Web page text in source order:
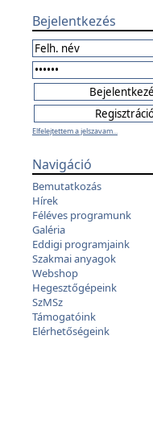
Bejelentkezés
Elfelejtettem a jelszavam...
Navigáció
Bemutatkozás
Hírek
Féléves programunk
Galéria
Eddigi programjaink
Szakmai anyagok
Webshop
Hegesztőgépeink
SzMSz
Támogatóink
Elérhetőségeink